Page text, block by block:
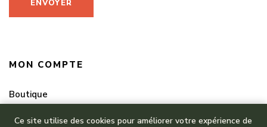
MON COMPTE
Boutique
Mes commandes
Ce site utilise des cookies pour améliorer votre expérience de